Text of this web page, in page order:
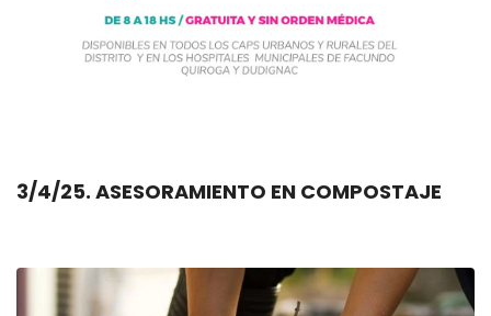
3/4/25. ASESORAMIENTO EN COMPOSTAJE